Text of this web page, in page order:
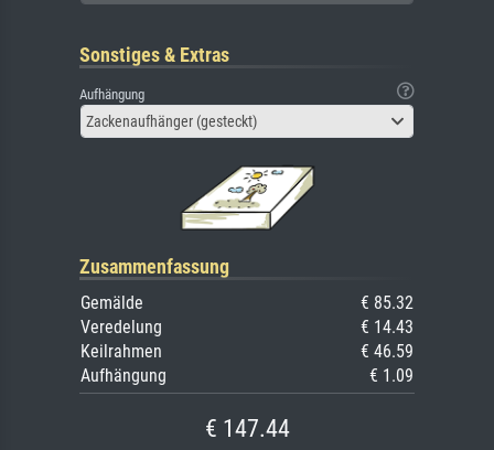
Sonstiges & Extras
Aufhängung
Zackenaufhänger (gesteckt)
Zusammenfassung
Gemälde
€ 85.32
Veredelung
€ 14.43
Keilrahmen
€ 46.59
Aufhängung
€ 1.09
€ 147.44